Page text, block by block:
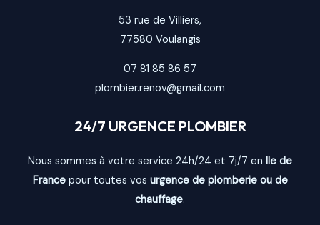
53 rue de Villiers,
77580 Voulangis
07 81 85 86 57
plombier.renov@gmail.com
24/7 URGENCE PLOMBIER
Nous sommes à votre service 24h/24 et 7j/7 en Ile de
Francepour toutes vos urgence de plomberie ou de
chauffage.